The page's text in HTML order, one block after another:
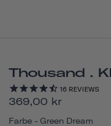
Thousand .
16 REVIEWS
369,00 kr
Farbe - Green Dream